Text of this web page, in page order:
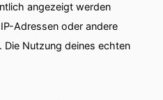
angezeigt werden
Adressen oder andere
Die Nutzung deines echten